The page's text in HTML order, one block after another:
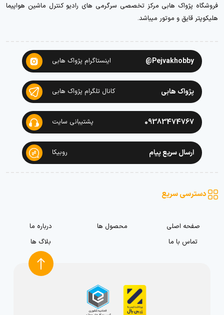
فروشگاه پژواک هابی مرکز تخصصی سرگرمی های رادیو کنترل ماشین هواپیما
هلیکوپتر قایق و موتور میباشد.
Pejvakhobby@ اینستاگرام پژواک هابی
پژواک هابی کانال تلگرام پژواک هابی
09383474767 پشتیبانی سایت
ارسال سریع پیام روبیکا
دسترسی سریع
صفحه اصلی محصول ها
درباره ما
تماس با ما
بلاگ ها